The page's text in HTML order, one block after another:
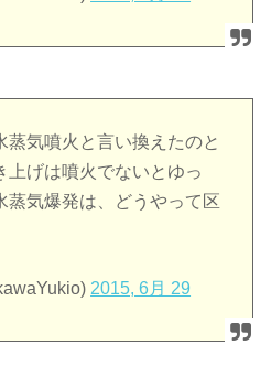
蒸気噴火と言い換えたのと
上げは噴火でないとゆっ
蒸気爆発は、どうやって区
2015, 6月 29